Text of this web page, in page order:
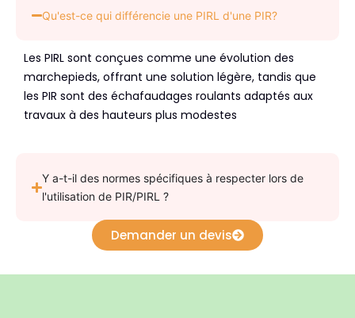
Qu'est-ce qui différencie une PIRL d'une PIR?
Les PIRL sont conçues comme une évolution des
marchepieds, offrant une solution légère, tandis que
les PIR sont des échafaudages roulants adaptés aux
travaux à des hauteurs plus modestes
Y a-t-il des normes spécifiques à respecter lors de
l'utilisation de PIR/PIRL ?
Demander un devis